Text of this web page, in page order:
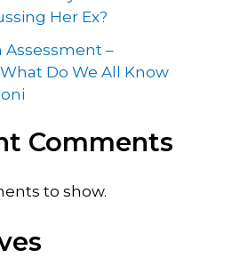
Her Ex?
Assessment –
Do We All Know
Comments
to show.